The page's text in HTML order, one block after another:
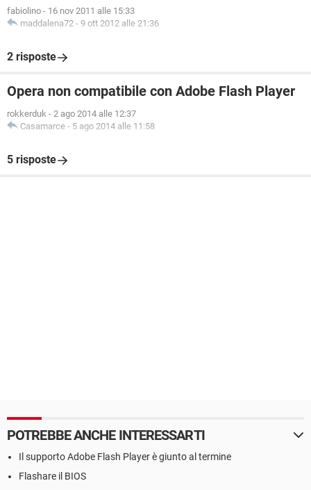
fabiolino - 16 nov 2011 alle 15:33
maddalena72 - 9 ott 2012 alle 21:36
2 risposte
Opera non compatibile con Adobe Flash Player
rokkerduk - 2 ago 2014 alle 12:37
Casamarce - 5 ago 2014 alle 11:58
5 risposte
POTREBBE ANCHE INTERESSARTI
Il supporto Adobe Flash Player è giunto al termine
Flashare il BIOS